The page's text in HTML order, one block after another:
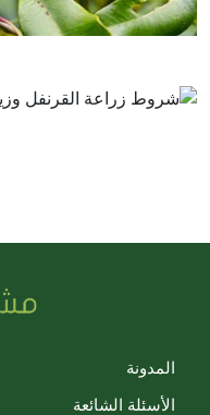
المدونة
الأسئلة الشائعة